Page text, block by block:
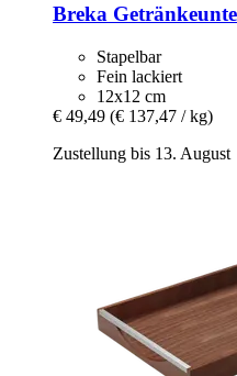
Breka
Stapelbar
Fein lackiert
12x12 cm
€ 49,49 (€ 137,47 / kg)
Zustellung bis 13. August